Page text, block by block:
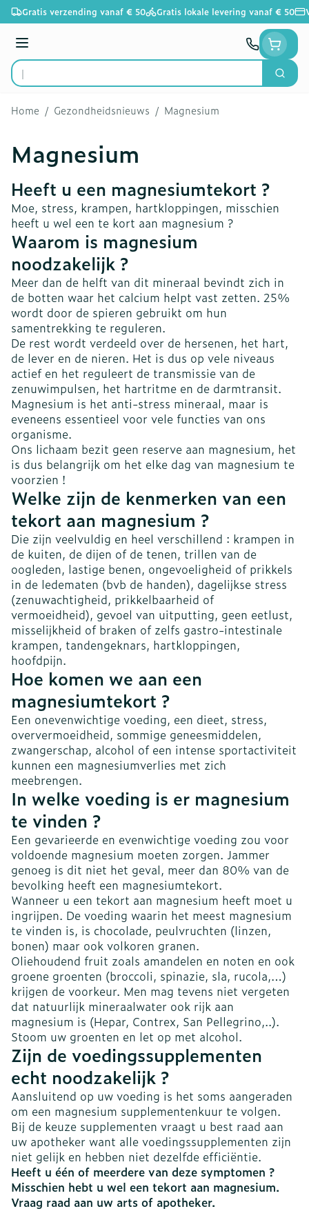
Ga naar de inhoud
Gratis verzending vanaf € 50 Gratis lokale levering vanaf € 50
Menu
Product, merk, categorie...
Zoek
Home / Gezondheidsnieuws / Magnesium
Magnesium
Heeft u een magnesiumtekort ?
Moe, stress, krampen, hartkloppingen, misschien
heeft u wel een te kort aan magnesium ?
Waarom is magnesium
noodzakelijk ?
Meer dan de helft van dit mineraal bevindt zich in
de botten waar het calcium helpt vast zetten. 25%
wordt door de spieren gebruikt om hun
samentrekking te reguleren.
De rest wordt verdeeld over de hersenen, het hart,
de lever en de nieren. Het is dus op vele niveaus
actief en het reguleert de transmissie van de
zenuwimpulsen, het hartritme en de darmtransit.
Magnesium is het anti-stress mineraal, maar is
eveneens essentieel voor vele functies van ons
organisme.
Ons lichaam bezit geen reserve aan magnesium, het
is dus belangrijk om het elke dag van magnesium te
voorzien !
Welke zijn de kenmerken van een
tekort aan magnesium ?
Die zijn veelvuldig en heel verschillend : krampen in
de kuiten, de dijen of de tenen, trillen van de
oogleden, lastige benen, ongevoeligheid of prikkels
in de ledematen (bvb de handen), dagelijkse stress
(zenuwachtigheid, prikkelbaarheid of
vermoeidheid), gevoel van uitputting, geen eetlust,
misselijkheid of braken of zelfs gastro-intestinale
krampen, tandengeknars, hartkloppingen,
hoofdpijn.
Hoe komen we aan een
magnesiumtekort ?
Een onevenwichtige voeding, een dieet, stress,
oververmoeidheid, sommige geneesmiddelen,
zwangerschap, alcohol of een intense sportactiviteit
kunnen een magnesiumverlies met zich
meebrengen.
In welke voeding is er magnesium
te vinden ?
Een gevarieerde en evenwichtige voeding zou voor
voldoende magnesium moeten zorgen. Jammer
genoeg is dit niet het geval, meer dan 80% van de
bevolking heeft een magnesiumtekort.
Wanneer u een tekort aan magnesium heeft moet u
ingrijpen. De voeding waarin het meest magnesium
te vinden is, is chocolade, peulvruchten (linzen,
bonen) maar ook volkoren granen.
Oliehoudend fruit zoals amandelen en noten en ook
groene groenten (broccoli, spinazie, sla, rucola,…)
krijgen de voorkeur. Men mag tevens niet vergeten
dat natuurlijk mineraalwater ook rijk aan
magnesium is (Hepar, Contrex, San Pellegrino,..).
Stoom uw groenten en let op met alcohol.
Zijn de voedingssupplementen
echt noodzakelijk ?
Aansluitend op uw voeding is het soms aangeraden
om een magnesium supplementenkuur te volgen.
Bij de keuze supplementen vraagt u best raad aan
uw apotheker want alle voedingssupplementen zijn
niet gelijk en hebben niet dezelfde efficiëntie.
Heeft u één of meerdere van deze symptomen ?
Misschien hebt u wel een tekort aan magnesium.
Vraag raad aan uw arts of apotheker.